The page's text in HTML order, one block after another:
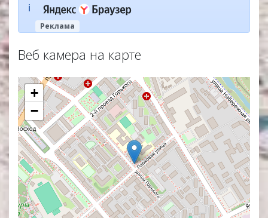
ℹ️
Реклама
Веб камера на карте
+
−